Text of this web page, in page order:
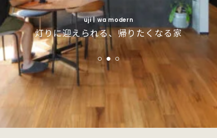
uji | simple modern
インナーガレージで叶えるインダストリアルな
暮らし
fushimi | wa modern
季節がそっと寄り添う、庭とつながる住まい
uji | wa modern
灯りに迎えられる、帰りたくなる家
uji | simple modern
インナーガレージで叶えるインダストリアルな
暮らし
fushimi | wa modern
季節がそっと寄り添う、庭とつながる住まい